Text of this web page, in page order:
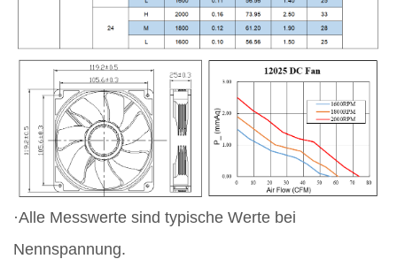
·Alle Messwerte sind typische Werte bei
Nennspannung.